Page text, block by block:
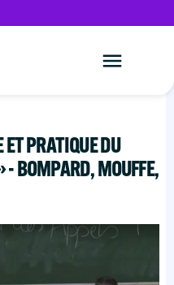
PRATIQUE DU
- BOMPARD, MOUFFE,